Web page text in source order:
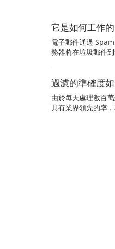
它是如何工作的
電子郵件通過
務器將在垃圾郵件
過濾的準確度如
由於每天處理數百
具有業界領先的率